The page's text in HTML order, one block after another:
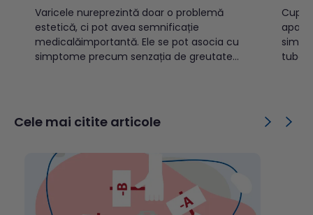
Varicele nureprezintă doar o problemă
estetică, ci pot avea semnificație
medicalăimportantă. Ele se pot asocia cu
simptome precum senzația de greutate
complicații precum tromboflebita
superficială,modificări trofice cutanate sau
varicele?Cum se...
Cuprins: Ce este
Cele mai citite articole